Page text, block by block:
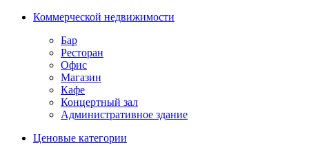
Коммерческой недвижимости
Бар
Ресторан
Офис
Магазин
Кафе
Концертный зал
Административное здание
Ценовые категории